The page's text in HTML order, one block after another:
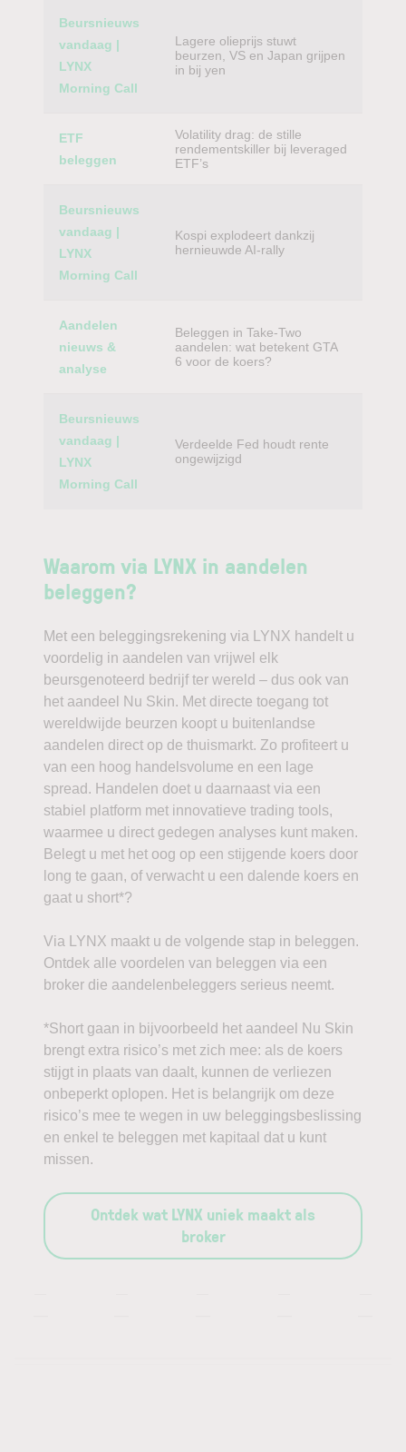
Beursnieuws
vandaag |
LYNX
Morning Call
Lagere olieprijs stuwt
beurzen, VS en Japan grijpen
in bij yen
ETF
beleggen
Volatility drag: de stille
rendementskiller bij leveraged
ETF’s
Beursnieuws
vandaag |
LYNX
Morning Call
Kospi explodeert dankzij
hernieuwde AI-rally
Aandelen
nieuws &
analyse
Beleggen in Take-Two
aandelen: wat betekent GTA
6 voor de koers?
Beursnieuws
vandaag |
LYNX
Morning Call
Verdeelde Fed houdt rente
ongewijzigd
Waarom via LYNX in aandelen
beleggen?
Met een beleggingsrekening via LYNX handelt u
voordelig in aandelen van vrijwel elk
beursgenoteerd bedrijf ter wereld – dus ook van
het aandeel Nu Skin. Met directe toegang tot
wereldwijde beurzen koopt u buitenlandse
aandelen direct op de thuismarkt. Zo profiteert u
van een hoog handelsvolume en een lage
spread. Handelen doet u daarnaast via een
stabiel platform met innovatieve trading tools,
waarmee u direct gedegen analyses kunt maken.
Belegt u met het oog op een stijgende koers door
long te gaan, of verwacht u een dalende koers en
gaat u short*?
Via LYNX maakt u de volgende stap in beleggen.
Ontdek alle voordelen van beleggen via een
broker die aandelenbeleggers serieus neemt.
*Short gaan in bijvoorbeeld het aandeel Nu Skin
brengt extra risico’s met zich mee: als de koers
stijgt in plaats van daalt, kunnen de verliezen
onbeperkt oplopen. Het is belangrijk om deze
risico’s mee te wegen in uw beleggingsbeslissing
en enkel te beleggen met kapitaal dat u kunt
missen.
Ontdek wat LYNX uniek maakt als
broker